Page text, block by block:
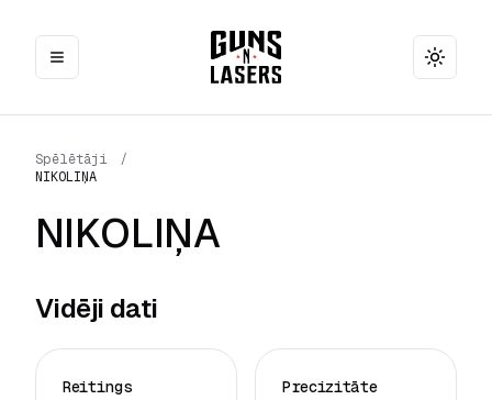
Toggle
Spēlētāji
/
NIKOLIŅA
NIKOLIŅA
Vidēji dati
Reitings Precizitāte